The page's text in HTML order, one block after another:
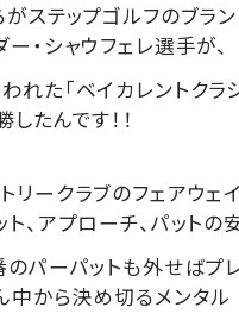
がステップゴルフのブラ
ー・シャウフェレ選手が、
れた「ベイカレントク
したんです！！
リークラブのフェアウェ
ト、アプローチ、パットの
パーパットも外せばプ
中から決め切るメンタル